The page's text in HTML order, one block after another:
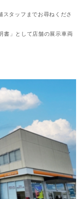
タッフまでお尋ねくださ
書」として店舗の展示車両